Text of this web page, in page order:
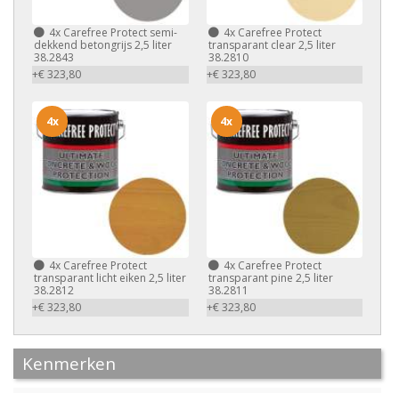
4x Carefree Protect semi-
dekkend betongrijs 2,5 liter
38.2843
+€ 323,80
4xCarefree Protect
transparant clear 2,5 liter
38.2810
+€ 323,80
4x Carefree Protect
transparant licht eiken 2,5 liter
38.2812
+€ 323,80
4x
4xCarefree Protect
transparant pine 2,5 liter
38.2811
+€ 323,80
4x
Kenmerken